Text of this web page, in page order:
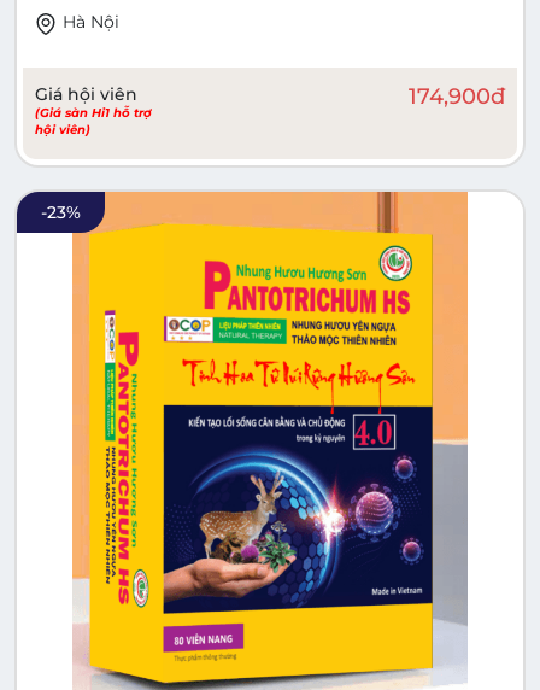
Hà Nội
Giá hội viên
(Giá sàn Hi1 hỗ trợ
hội viên)
174,900đ
-23%